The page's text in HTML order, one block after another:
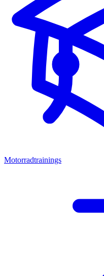
Motorradtrainings